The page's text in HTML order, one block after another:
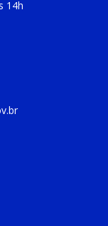
14h